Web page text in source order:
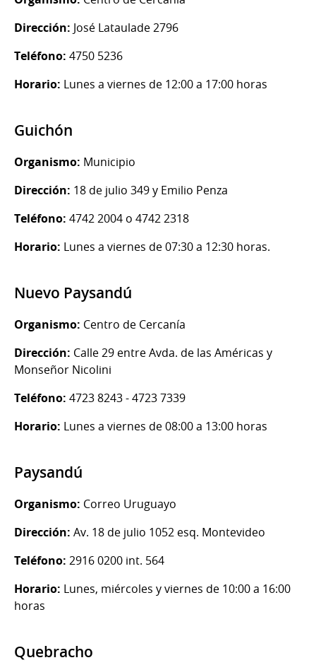
Dirección: José Lataulade 2796
Teléfono: 4750 5236
Horario: Lunes a viernes de 12:00 a 17:00 horas
Guichón
Organismo: Municipio
Dirección: 18 de julio 349 y Emilio Penza
Teléfono: 4742 2004 o 4742 2318
Horario: Lunes a viernes de 07:30 a 12:30 horas.
Nuevo Paysandú
Organismo: Centro de Cercanía
Dirección: Calle 29 entre Avda. de las Américas y
Monseñor Nicolini
Teléfono: 4723 8243 - 4723 7339
Horario: Lunes a viernes de 08:00 a 13:00 horas
Paysandú
Organismo: Correo Uruguayo
Dirección: Av. 18 de julio 1052 esq. Montevideo
Teléfono: 2916 0200 int. 564
Horario: Lunes, miércoles y viernes de 10:00 a 16:00
horas
Quebracho